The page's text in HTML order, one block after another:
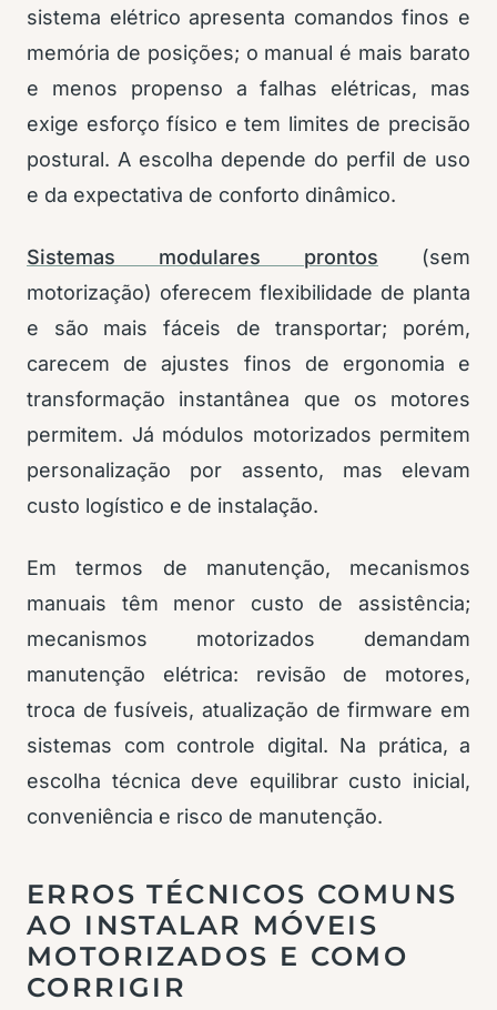
sistema elétrico apresenta comandos finos e
memória de posições; o manual é mais barato
e menos propenso a falhas elétricas, mas
exige esforço físico e tem limites de precisão
postural. A escolha depende do perfil de uso
e da expectativa de conforto dinâmico.
Sistemas modulares prontos (sem
motorização) oferecem flexibilidade de planta
e são mais fáceis de transportar; porém,
carecem de ajustes finos de ergonomia e
transformação instantânea que os motores
permitem. Já módulos motorizados permitem
personalização por assento, mas elevam
custo logístico e de instalação.
Em termos de manutenção, mecanismos
manuais têm menor custo de assistência;
mecanismos motorizados demandam
manutenção elétrica: revisão de motores,
troca de fusíveis, atualização de firmware em
sistemas com controle digital. Na prática, a
escolha técnica deve equilibrar custo inicial,
conveniência e risco de manutenção.
ERROS TÉCNICOS COMUNS
AO INSTALAR MÓVEIS
MOTORIZADOS E COMO
CORRIGIR